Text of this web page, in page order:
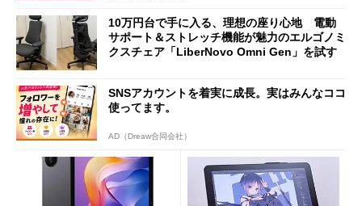
10万円台で手に入る、理想の座り心地 電動
サポート＆ストレッチ機能が魅力のエルゴノミ
クスチェア「LiberNovo Omni Gen」を試す
SNSアカウントを着実に成長。実はみんなココ
使ってます。
AD（Dreaw合同会社）